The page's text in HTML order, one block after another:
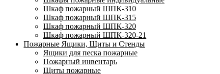
Шкаф пожарный ШПК-310
Шкаф пожарный ШПК-315
Шкаф пожарный ШПК-320
Шкаф пожарный ШПК-320-21
Пожарные Ящики, Щиты и Стенды
Ящики для песка пожарные
Пожарный инвентарь
Щиты пожарные